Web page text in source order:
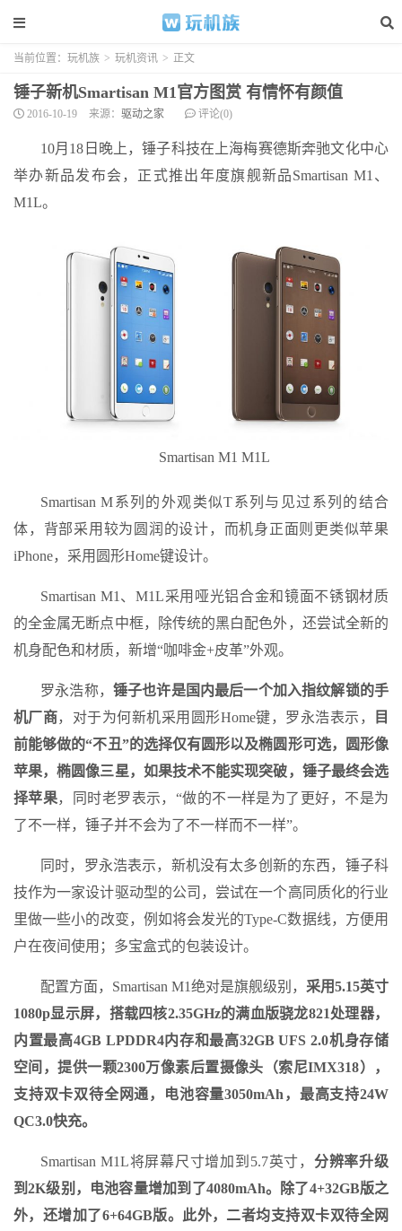
当前位置： 玩机族 > 玩机资讯 > 正文
锤子新机Smartisan M1官方图赏 有情怀有颜值
2016-10-19 来源： 驱动之家 评论(0)
10月18日晚上，锤子科技在上海梅赛德斯奔驰文化中心
举办新品发布会，正式推出年度旗舰新品Smartisan M1、
M1L。
Smartisan M1 M1L
Smartisan M系列的外观类似T系列与见过系列的结合
体，背部采用较为圆润的设计，而机身正面则更类似苹果
iPhone，采用圆形Home键设计。
Smartisan M1、M1L采用哑光铝合金和镜面不锈钢材质
的全金属无断点中框，除传统的黑白配色外，还尝试全新的
机身配色和材质，新增“咖啡金+皮革”外观。
罗永浩称， 锤子也许是国内最后一个加入指纹解锁的手
机厂商，对于为何新机采用圆形Home键，罗永浩表示，
目
前能够做的“不丑”的选择仅有圆形以及椭圆形可选，圆形像
苹果，椭圆像三星，如果技术不能实现突破，锤子最终会选
择苹果，同时老罗表示，“做的不一样是为了更好，不是为
了不一样，锤子并不会为了不一样而不一样”。
同时，罗永浩表示，新机没有太多创新的东西，锤子科
技作为一家设计驱动型的公司，尝试在一个高同质化的行业
里做一些小的改变，例如将会发光的Type-C数据线，方便用
户在夜间使用；多宝盒式的包装设计。
配置方面，Smartisan M1绝对是旗舰级别， 采用5.15英寸
1080p显示屏，搭载四核2.35GHz的满血版骁龙821处理器，
内置最高4GB LPDDR4内存和最高32GB UFS 2.0机身存储
空间，提供一颗2300万像素后置摄像头（索尼IMX318），
支持双卡双待全网通，电池容量3050mAh，最高支持24W
QC3.0快充。
Smartisan M1L将屏幕尺寸增加到5.7英寸， 分辨率升级
到2K级别，电池容量增加到了4080mAh。除了4+32GB版之
外，还增加了6+64GB版。此外，二者均支持双卡双待全网